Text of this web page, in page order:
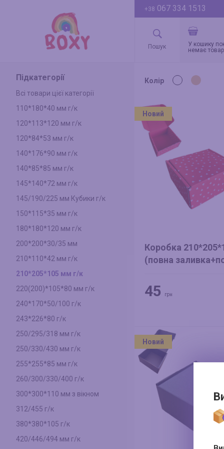
+38 067 334 1513
У кошику
немає
Підкатегорії
Всі товари цієї категорії
110*180*40 мм г/к
120*113*120 мм г/к
120*84*53 мм г/к
140*176*90 мм г/к
140*85*85 мм г/к
145*140*72 мм г/к
145/190/225 мм Кубики г/к
150*115*35 мм г/к
180*180*120 мм г/к
200*200*30/35 мм
210*110*42 мм г/к
210*205*105 мм г/к
220(200)*105*80 мм г/к
240*170*50/100 г/к
243*226*80 г/к
250/295/318 мм г/к
250/330/430 мм г/к
255*255*85 мм г/к
260/300/330/400 г/к
300*300*110 мм з вікном
312/455 г/к
380*380*105 г/к
420/446/494 мм г/к
Колір
Новий
Коробка
(повна
серця) білі
45 грн
Новий